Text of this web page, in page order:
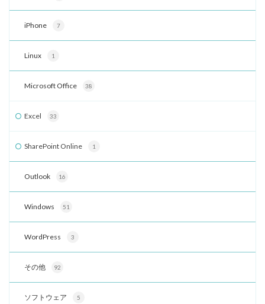
iPhone 7
Linux 1
Microsoft Office 38
Excel 33
SharePoint Online 1
Outlook 16
Windows 51
WordPress 3
その他 92
ソフトウェア 5